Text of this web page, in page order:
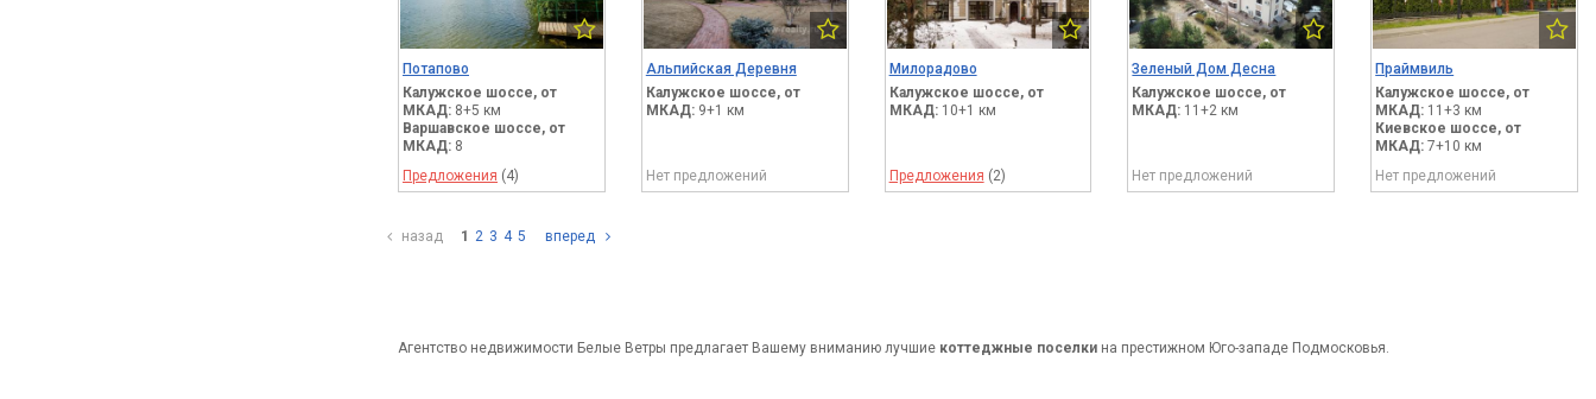
Потапово
Калужское шоссе, от
МКАД: 8+5 км
Варшавское шоссе, от
МКАД: 8
Предложения (4)
Альпийская Деревня
Калужское шоссе, от
МКАД:9+1 км
Нет предложений
Милорадово
Калужское шоссе, от
МКАД:10+1 км
Предложения (2)
Зеленый Дом Десна
Калужское шоссе, от
МКАД: 11+2 км
Нет предложений
Праймвиль
Калужское шоссе, от
МКАД: 11+3 км
Киевское шоссе, от
МКАД: 7+10 км
Нет предложений
назад 1 2 3 4 5 вперед
Агентство недвижимости Белые Ветры предлагает Вашему вниманию лучшие коттеджные поселки на престижном Юго-западе Подмосковья.